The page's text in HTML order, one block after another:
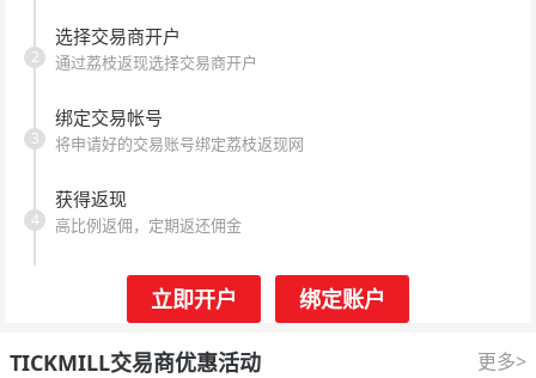
选择交易商开户
通过荔枝返现选择交易商开户
2
绑定交易帐号
将申请好的交易账号绑定荔枝返现网
3
获得返现
高比例返佣，定期返还佣金
4
立即开户 绑定账户
TICKMILL交易商优惠活动 更多>